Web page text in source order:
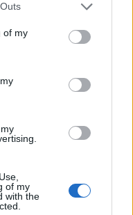
of my
of my
with the
a